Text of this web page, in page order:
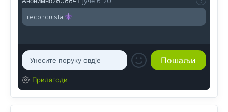
reconquista
Прилагоди